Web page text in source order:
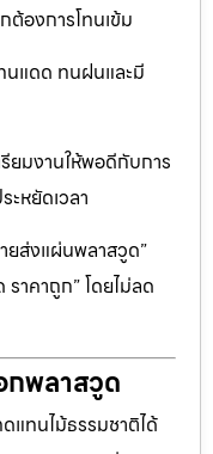
ต้องการโทนเข้ม
นแดด ทนฝนและมี
ยมงานให้พอดีกับการ
ะหยัดเวลา
ยส่งแผ่นพลาสวูด”
ราคาถูก” โดยไม่ลด
กพลาสวูด
แทนไม้ธรรมชาติได้